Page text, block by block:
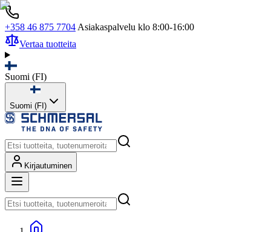
+358 46 875 7704 Asiakaspalvelu klo 8:00-16:00
Vertaa tuotteita
Suomi (FI)
Suomi (FI)
Kirjautuminen